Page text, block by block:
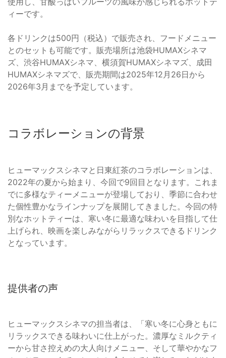
ィーです。
各ドリンクは500円（税込）で販売され、フードメニュー
とのセットも可能です。販売場所は池袋HUMAXシネマ
ズ、渋谷HUMAXシネマ、横須賀HUMAXシネマズ、成田
HUMAXシネマズで、販売期間は2025年12月26日から
2026年3月までを予定しています。
コラボレーションの背景
ヒューマックスシネマと日東紅茶のコラボレーションは、
2022年の夏から始まり、今回で9回目となります。これま
でに多様なティーメニューが登場しており、季節に合わせ
た個性豊かなラインナップを展開してきました。今回の特
別なホットティーは、寒い冬に最適な味わいを目指して仕
上げられ、映画を楽しみながらリラックスできるドリンク
となっています。
提供者の声
ヒューマックスシネマの担当者は、「寒い冬に心身ともに
リラックスできる味わいに仕上がった。濃厚なミルクティ
ーから甘さ控えめの大人向けメニュー、そして華やかなフ